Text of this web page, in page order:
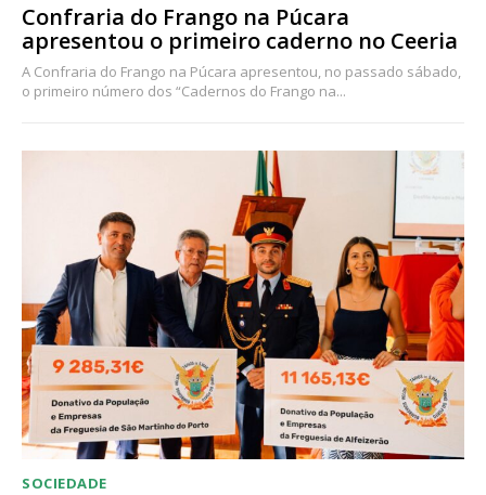
Confraria do Frango na Púcara
apresentou o primeiro caderno no Ceeria
A Confraria do Frango na Púcara apresentou, no passado sábado,
o primeiro número dos “Cadernos do Frango na...
SOCIEDADE